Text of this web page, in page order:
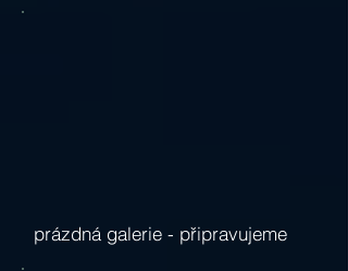
prázdná galerie - připravujeme